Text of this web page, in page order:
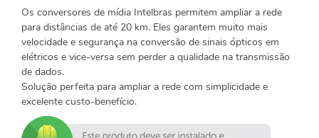
Os conversores de mídia Intelbras permitem ampliar a rede
para distâncias de até 20 km. Eles garantem muito mais
velocidade e segurança na conversão de sinais ópticos em
elétricos e vice-versa sem perder a qualidade na transmissão
de dados.
Solução perfeita para ampliar a rede com simplicidade e
excelente custo-benefício.